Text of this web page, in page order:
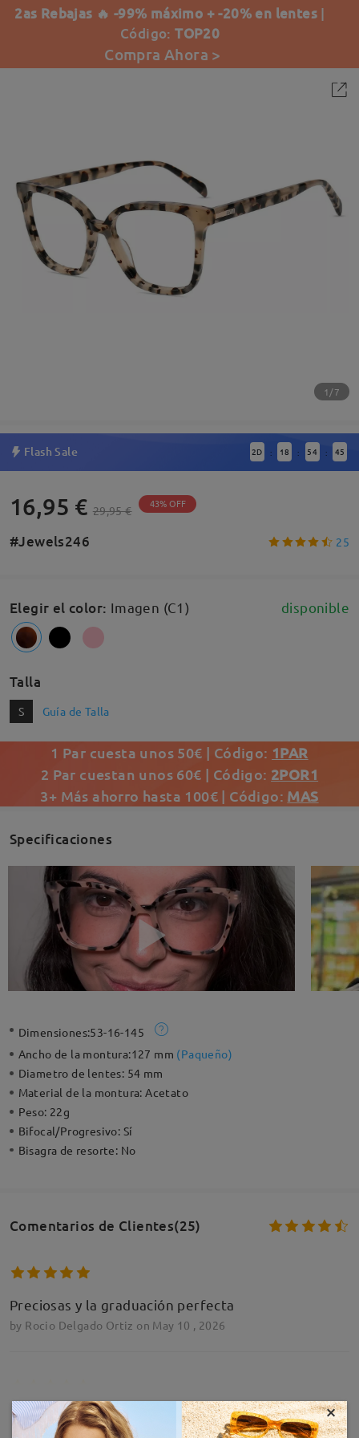
2as Rebajas 🔥 -99% máximo + -20% en lentes |
Código:TOP20
Compra Ahora >
1/7
Flash Sale 2D : 18 : 54 : 45
16,95 € 29,95 € 43% OFF
#Jewels246 25
Elegir el color: Imagen (C1) disponible
Talla
S Guía de Talla
1 Par cuesta unos 50€ | Código: 1PAR
2 Par cuestan unos 60€ | Código: 2POR1
3+ Más ahorro hasta 100€ | Código: MAS
Specificaciones
Dimensiones:53-16-145
Ancho de la montura:127 mm (Paqueño)
Diametro de lentes: 54 mm
Material de la montura:Acetato
Peso: 22g
Bifocal/Progresivo: Sí
Bisagra de resorte: No
Comentarios de Clientes(25)
Preciosas y la graduación perfecta
by Rocio Delgado Ortiz on May 10 , 2026
Todo ok gracias MOSTRAR MÁS ×